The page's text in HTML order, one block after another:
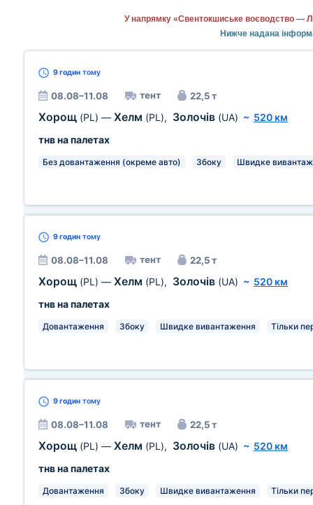
У напрямку «Свентокшиське воєводство —
Нижче надана
9 годин тому
08.08–11.08 тент 22,5 т
Хорощ (PL) — Хелм (PL), Золочів (UA) ~ 520 км
тнв на палетах
Без довантаження (окреме авто) Збоку Швидке
9 годин тому
08.08–11.08 тент 22,5 т
Хорощ (PL) — Хелм (PL), Золочів (UA) ~ 520 км
тнв на палетах
Довантаження Збоку Швидке вивантаження Тільки
9 годин тому
08.08–11.08 тент 22,5 т
Хорощ (PL) — Хелм (PL), Золочів (UA) ~ 520 км
тнв на палетах
Довантаження Збоку Швидке вивантаження Тільки